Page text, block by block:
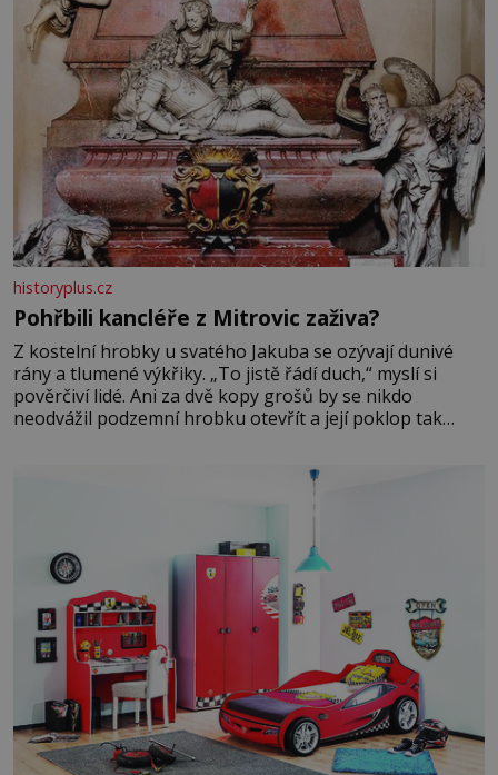
historyplus.cz
Pohřbili kancléře z Mitrovic zaživa?
Z kostelní hrobky u svatého Jakuba se ozývají dunivé
rány a tlumené výkřiky. „To jistě řádí duch,“ myslí si
pověrčiví lidé. Ani za dvě kopy grošů by se nikdo
neodvážil podzemní hrobku otevřít a její poklop tak